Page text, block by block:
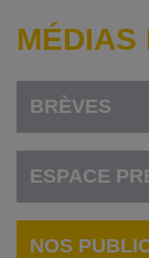
MÉDIAS
BRÈVES
ESPACE
NOS